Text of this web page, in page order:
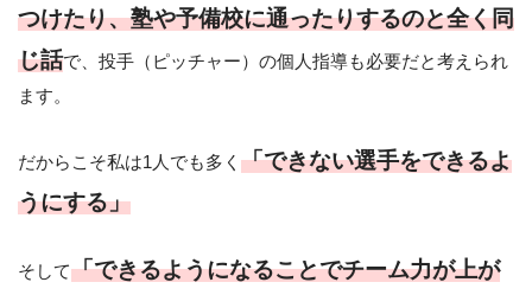
つけたり、塾や予備校に通ったりするのと全く同
じ話で、投手（ピッチャー）の個人指導も必要だと考えられ
ます。
だからこそ私は1人でも多く 「できない選手をできるよ
うにする」
そして「できるようになることでチーム力が上が